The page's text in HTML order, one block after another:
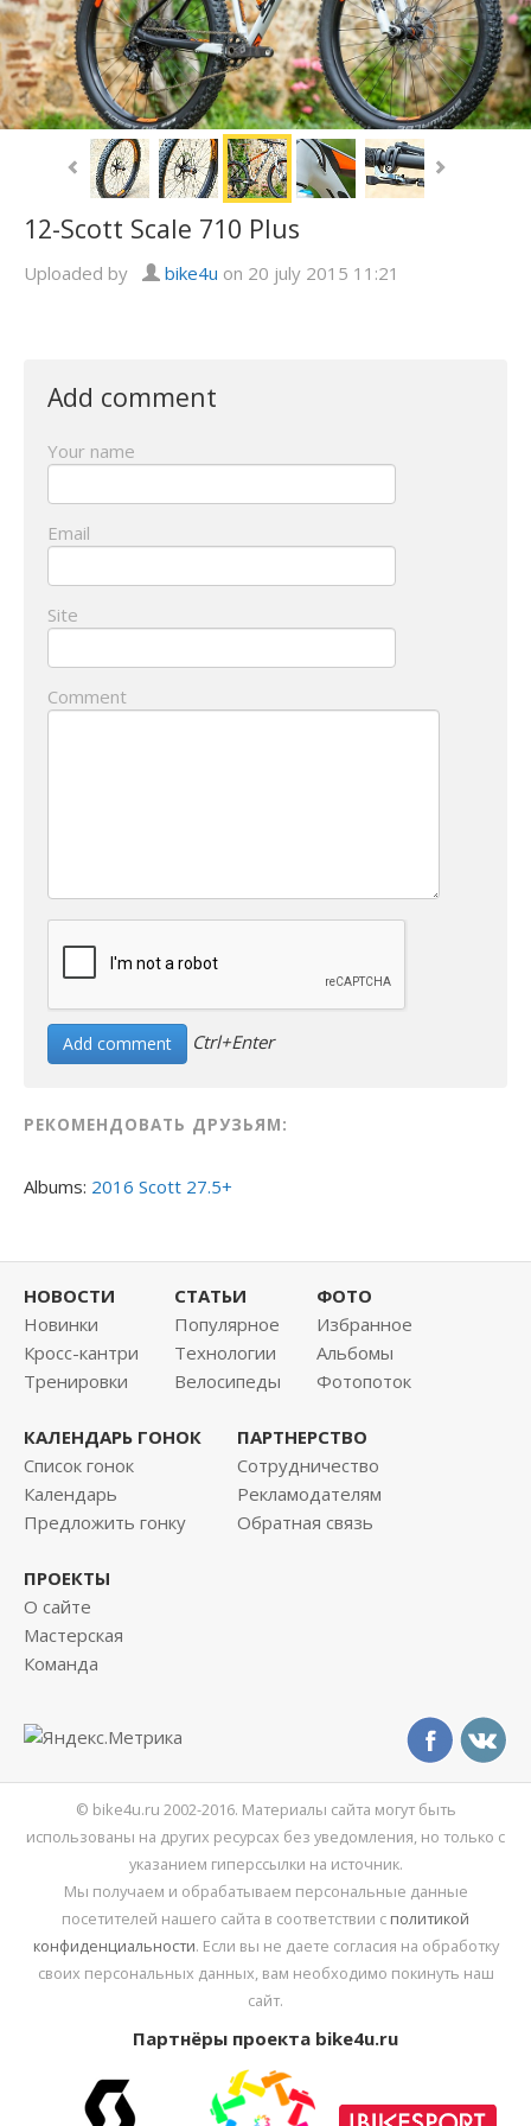
12-Scott Scale 710 Plus
Uploaded by bike4u on 20 july 2015 11:21
Add comment
Your name
Email
Site
Comment
Ctrl+Enter
РЕКОМЕНДОВАТЬ ДРУЗЬЯМ:
Albums: 2016 Scott 27.5+
НОВОСТИ
Новинки
Кросс-кантри
Тренировки
СТАТЬИ
Популярное
Технологии
Велосипеды
ФОТО
Избранное
Альбомы
Фотопоток
КАЛЕНДАРЬ ГОНОК
Список гонок
Календарь
Предложить гонку
ПАРТНЕРСТВО
Сотрудничество
Рекламодателям
Обратная связь
ПРОЕКТЫ
О сайте
Мастерская
Команда
© bike4u.ru 2002-2016. Материалы сайта могут быть
использованы на других ресурсах без уведомления, но только с
указанием гиперссылки на источник.
Мы получаем и обрабатываем персональные данные
посетителей нашего сайта в соответствии с политикой
конфиденциальности. Если вы не даете согласия на обработку
своих персональных данных, вам необходимо покинуть наш
сайт.
Партнёры проекта bike4u.ru